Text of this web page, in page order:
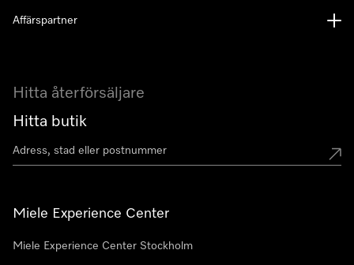
Hitta återförsäljare
Hitta butik
Miele Experience Center
Miele Experience Center Stockholm
Affärspartner